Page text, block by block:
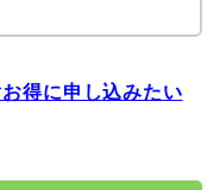
得に申し込みたい